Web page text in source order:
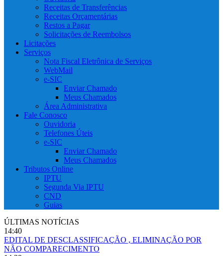
Receitas de Transferências
Receitas Orçamentárias
Restos a Pagar
Solicitações de Reembolsos
Licitações
Serviços
Nota Fiscal Eletrônica de Serviços
WebMail
e-SIC
Enviar Chamado
Meus Chamados
Área Administrativa
Fale Conosco
Ouvidoria
Telefones Úteis
e-SIC
Enviar Chamado
Meus Chamados
Tributos Online
IPTU
Segunda Via IPTU
CND
Guias
ÚLTIMAS NOTÍCIAS
14:40
EDITAL DE DESCLASSIFICAÇÃO , ELIMINAÇÃO POR
NÃO COMPARECIMENTO